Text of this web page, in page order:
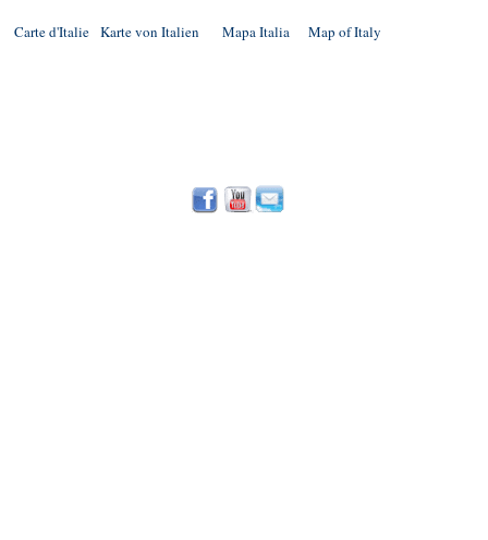
Carte d'Italie Karte von Italien Mapa Italia Map of Italy